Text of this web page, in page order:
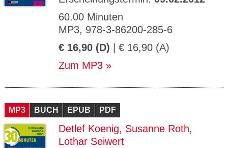
60.00 Minuten
MP3, 978-3-86200-285-6
€ 16,90 (D) | € 16,90 (A)
Zum MP3
MP3 BUCH EPUB PDF
Detlef Koenig, Susanne Roth,
Lothar Seiwert